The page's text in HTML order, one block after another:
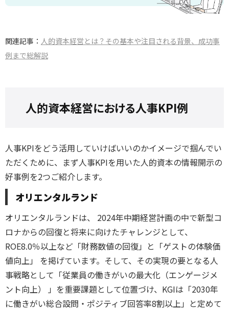
関連記事： 人的資本経営とは？その基本や注目される背景、成功事
例まで総解説
人的資本経営における人事KPI例
人事KPIをどう活用していけばいいのかイメージで掴んでい
ただくために、まず人事KPIを用いた人的資本の情報開示の
好事例を2つご紹介します。
オリエンタルランド
オリエンタルランドは、 2024年中期経営計画の中で新型コ
ロナからの回復と将来に向けたチャレンジとして、
ROE8.0％以上など「財務数値の回復」と「ゲストの体験価
値向上」 を掲げています。そして、その実現の要となる人
事戦略として「従業員の働きがいの最⼤化（エンゲージメ
ント向上） 」を重要課題として位置づけ、KGIは「2030年
に働きがい総合設問・ポジティブ回答率8割以上」と定めて